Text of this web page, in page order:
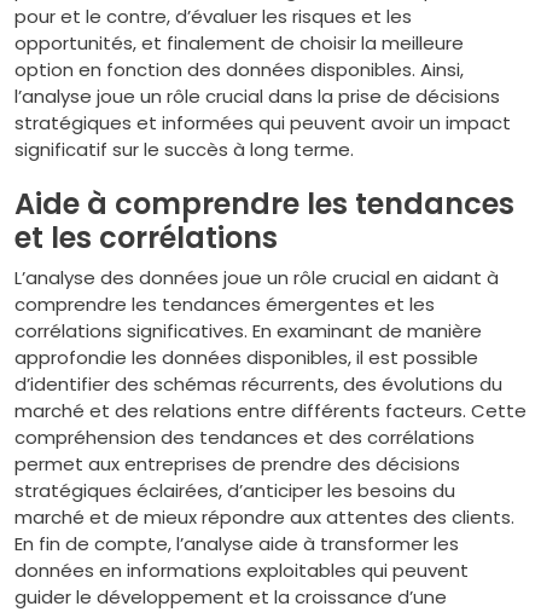
pour et le contre, d’évaluer les risques et les
opportunités, et finalement de choisir la meilleure
option en fonction des données disponibles. Ainsi,
l’analyse joue un rôle crucial dans la prise de décisions
stratégiques et informées qui peuvent avoir un impact
significatif sur le succès à long terme.
Aide à comprendre les tendances
et les corrélations
L’analyse des données joue un rôle crucial en aidant à
comprendre les tendances émergentes et les
corrélations significatives. En examinant de manière
approfondie les données disponibles, il est possible
d’identifier des schémas récurrents, des évolutions du
marché et des relations entre différents facteurs. Cette
compréhension des tendances et des corrélations
permet aux entreprises de prendre des décisions
stratégiques éclairées, d’anticiper les besoins du
marché et de mieux répondre aux attentes des clients.
En fin de compte, l’analyse aide à transformer les
données en informations exploitables qui peuvent
guider le développement et la croissance d’une